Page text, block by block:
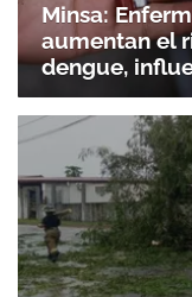
Minsa:
aumentan el
dengue,